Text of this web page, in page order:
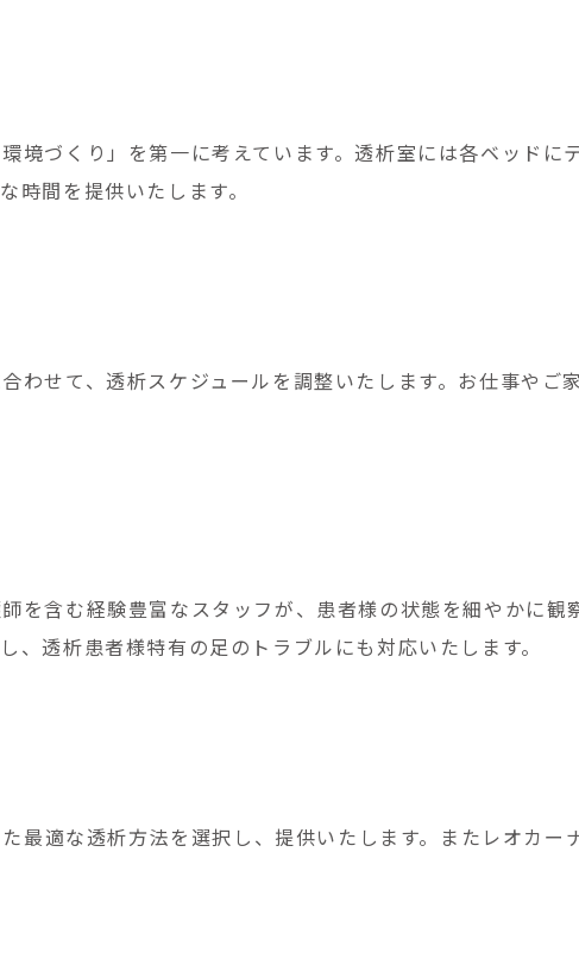
境づくり」を第一に考えています。透析室には各ベッドに
時間を提供いたします。
わせて、透析スケジュールを調整いたします。お仕事やご
を含む経験豊富なスタッフが、患者様の状態を細やかに観
、透析患者様特有の足のトラブルにも対応いたします。
適な透析方法を選択し、提供いたします。またレオカー